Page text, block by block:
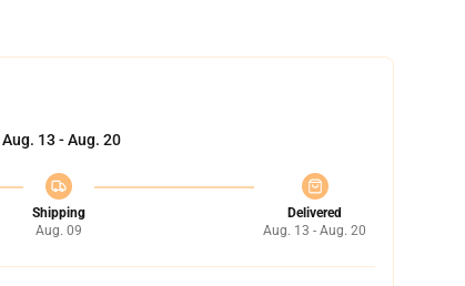
Aug. 13 - Aug. 20
Shipping
Aug. 09
Delivered
Aug. 13 - Aug. 20